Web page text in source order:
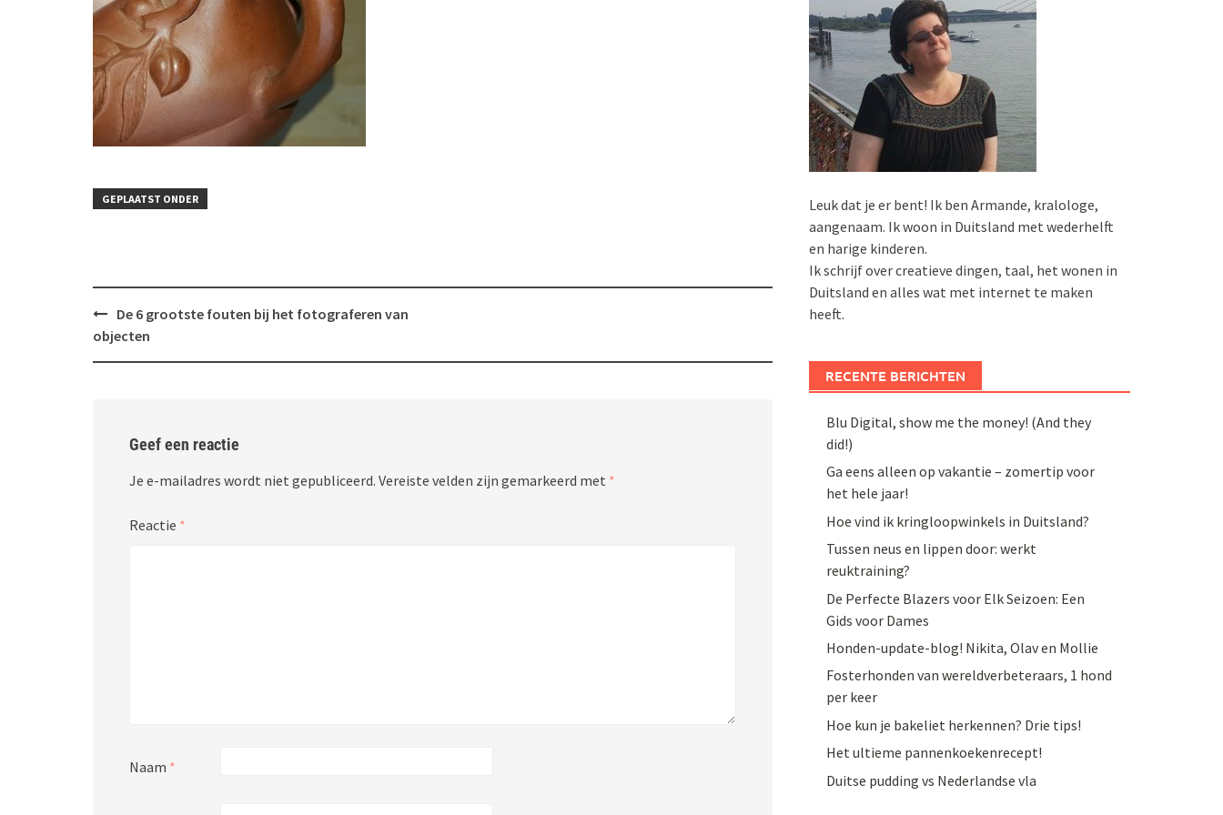
GEPLAATST ONDER
Bericht
navigatie
De 6 grootste fouten bij het fotograferen van
objecten
Geef een reactie
Je e-mailadres wordt niet gepubliceerd. Vereiste velden zijn gemarkeerd met *
Reactie *
Naam *
Leuk dat je er bent! Ik ben Armande, kralologe,
aangenaam. Ik woon in Duitsland met wederhelft
en harige kinderen.
Ik schrijf over creatieve dingen, taal, het wonen in
Duitsland en alles wat met internet te maken
heeft.
RECENTE BERICHTEN
Blu Digital, show me the money! (And they
did!)
Ga eens alleen op vakantie – zomertip voor
het hele jaar!
Hoe vind ik kringloopwinkels in Duitsland?
Tussen neus en lippen door: werkt
reuktraining?
De Perfecte Blazers voor Elk Seizoen: Een
Gids voor Dames
Honden-update-blog! Nikita, Olav en Mollie
Fosterhonden van wereldverbeteraars, 1 hond
per keer
Hoe kun je bakeliet herkennen? Drie tips!
Het ultieme pannenkoekenrecept!
Duitse pudding vs Nederlandse vla